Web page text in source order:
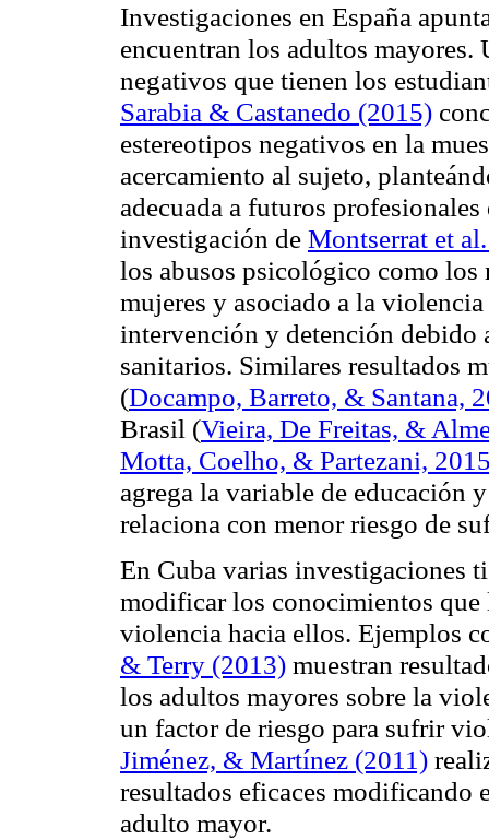
Investigaciones en España
encuentran los adultos mayores.
negativos que tienen los
Sarabia & Castanedo (2015)
estereotipos negativos en la
acercamiento al sujeto,
adecuada a futuros
investigación de Montserrat et
los abusos psicológico como los
mujeres y asociado a la
intervención y detención debido
sanitarios. Similares resultados
(Docampo, Barreto, & Santana,
Brasil (Vieira, De Freitas, &
Motta, Coelho, & Partezani,
agrega la variable de educación
relaciona con menor riesgo de
En Cuba varias investigaciones
modificar los conocimientos que
violencia hacia ellos. Ejemplos
& Terry (2013) muestran
los adultos mayores sobre la
un factor de riesgo para sufrir
Jiménez, & Martínez (2011)
resultados eficaces
adulto mayor.